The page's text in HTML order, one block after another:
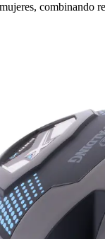
combinando